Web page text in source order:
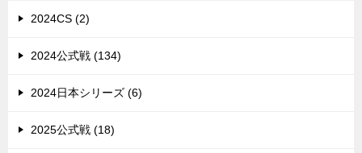
2024CS (2)
2024公式戦 (134)
2024日本シリーズ (6)
2025公式戦 (18)